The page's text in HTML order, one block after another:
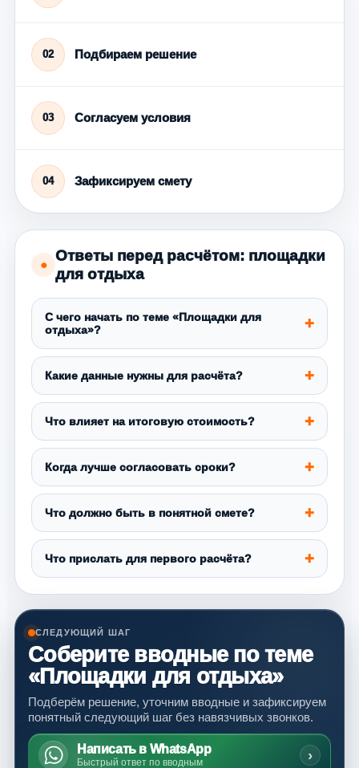
02 Подбираем решение
03 Согласуем условия
04 Зафиксируем смету
●
Ответы перед расчётом: площадки
для отдыха
С чего начать по теме «Площадки для
отдыха»?
Какие данные нужны для расчёта?
Что влияет на итоговую стоимость?
Когда лучше согласовать сроки?
Что должно быть в понятной смете?
Что прислать для первого расчёта?
СЛЕДУЮЩИЙ ШАГ
Соберите вводные по теме
«Площадки для отдыха»
Подберём решение, уточним вводные и зафиксируем
понятный следующий шаг без навязчивых звонков.
Написать в WhatsApp
Быстрый ответ по вводным ›